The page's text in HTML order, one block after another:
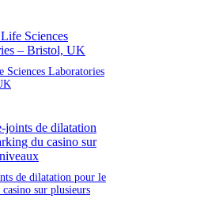
Laboratories
de dilatation pour le
sur plusieurs